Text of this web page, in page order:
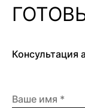
Консультация